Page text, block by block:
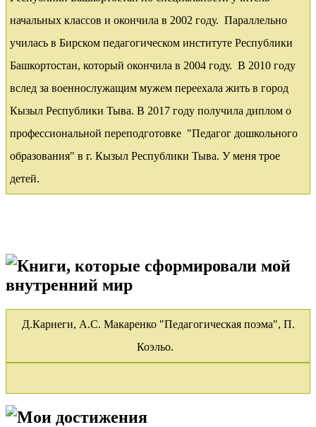
начальных классов и окончила в 2002 году. Параллельно
училась в Бирском педагогическом институте Республики
Башкортостан, который окончила в 2004 году. В 2010 году
вслед за военнослужащим мужем переехала жить в город
Кызыл Республики Тыва. В 2017 году получила диплом о
профессиональной переподготовке "Педагог дошкольного
образования" в г. Кызыл Республики Тыва. У меня трое
детей.
Книги, которые сформировали мой
внутренний мир
Д.Карнеги, А.С. Макаренко "Педагогическая поэма", П.
Коэльо.
Мои достижения